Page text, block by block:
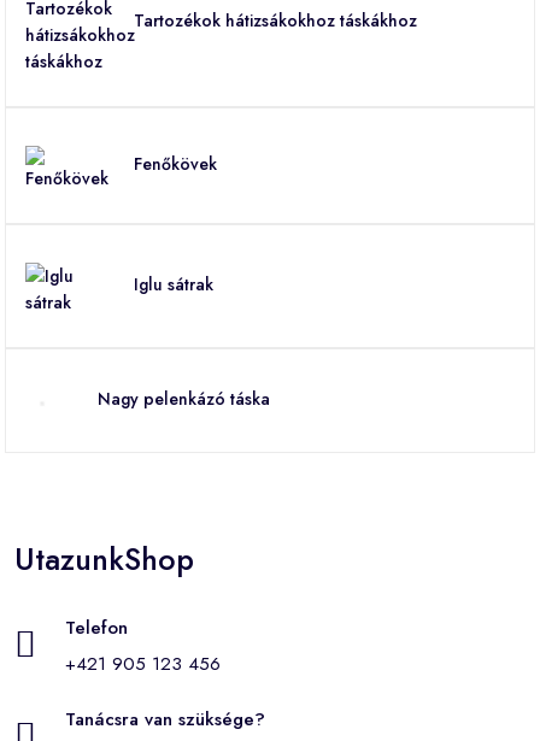
Tartozékok hátizsákokhoz táskákhoz
Fenőkövek
Iglu sátrak
Nagy pelenkázó táska
UtazunkShop
Telefon
+421 905 123 456
Tanácsra van szüksége?